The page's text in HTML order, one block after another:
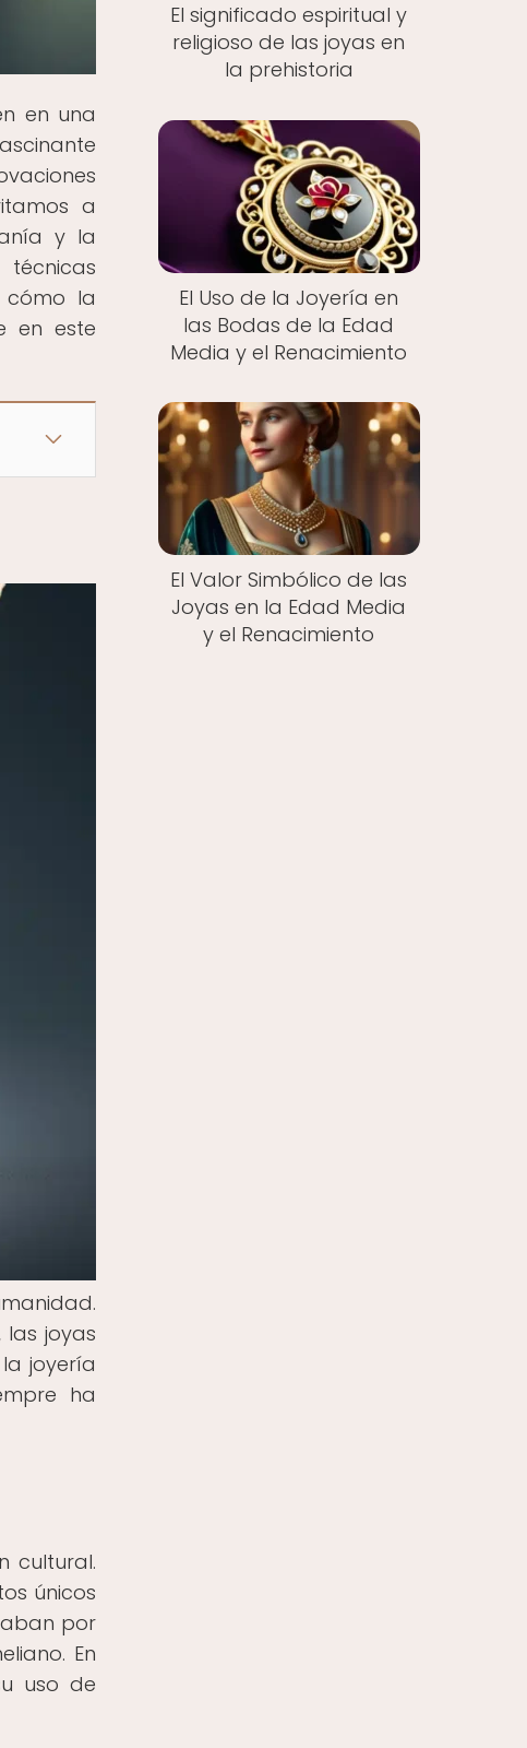
en una
a
y la
cómo la
en este
las joyas
joyería
ha
cultural.
únicos
por
En
uso de
El significado espiritual y
religioso de las joyas en
la prehistoria
El Uso de la Joyería en
las Bodas de la Edad
Media y el Renacimiento
El Valor Simbólico de las
Joyas en la Edad Media
y el Renacimiento